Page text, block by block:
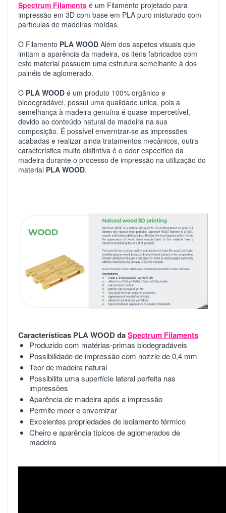
Spectrum Filaments é um Filamento projetado para
impressão em 3D com base em PLA puro misturado com
partículas de madeiras moídas.
O Filamento PLA WOOD Além dos aspetos visuais que
imitam a aparência da madeira, os itens fabricados com
este material possuem uma estrutura semelhante à dos
painéis de aglomerado.
O PLA WOOD é um produto 100% orgânico e
biodegradável, possui uma qualidade única, pois a
semelhança à madeira genuína é quase impercetível,
devido ao conteúdo natural de madeira na sua
composição. É possível envernizar-se as impressões
acabadas e realizar ainda tratamentos mecânicos, outra
característica muito distintiva é o odor específico da
madeira durante o processo de impressão na utilização do
material PLA WOOD.
Características PLA WOOD daSpectrum Filaments
Produzido com matérias-primas biodegradáveis
Possibilidade de impressão com nozzle de 0,4 mm
Teor de madeira natural
Possibilita uma superfície lateral perfeita nas
impressões
Aparência de madeira após a impressão
Permite moer e envernizar
Excelentes propriedades de isolamento térmico
Cheiro e aparência típicos de aglomerados de
madeira